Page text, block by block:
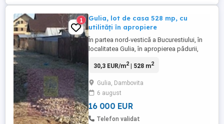
1
Gulia, lot de casa 528 mp, cu
utilități în apropiere
În partea nord-vestică a Bucurestiului, în
localitatea Gulia, în apropierea pădurii,
intravilan curti-constructii si are 528 mp, cu
de drum. Curent, gaze, apă si canalizare la
140 m. Pret 16.000 EUR neg, comision 0
30,3 EUR/m2| 528 m2
Gulia, Dambovita
6 august
16 000 EUR
Telefon validat